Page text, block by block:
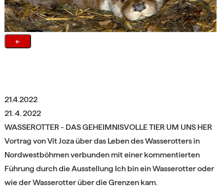
←
21.4.2022
21. 4. 2022
WASSEROTTER - DAS GEHEIMNISVOLLE TIER UM UNS HER
Vortrag von Vít Joza über das Leben des Wasserotters in
Nordwestböhmen verbunden mit einer kommentierten
Führung durch die Ausstellung Ich bin ein Wasserotter oder
wie der Wasserotter über die Grenzen kam.